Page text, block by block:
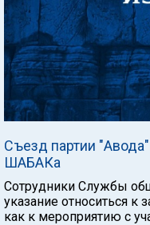
Съезд партии
ШАБАКа
Сотрудники Службы
указание относиться к
как к мероприятию с